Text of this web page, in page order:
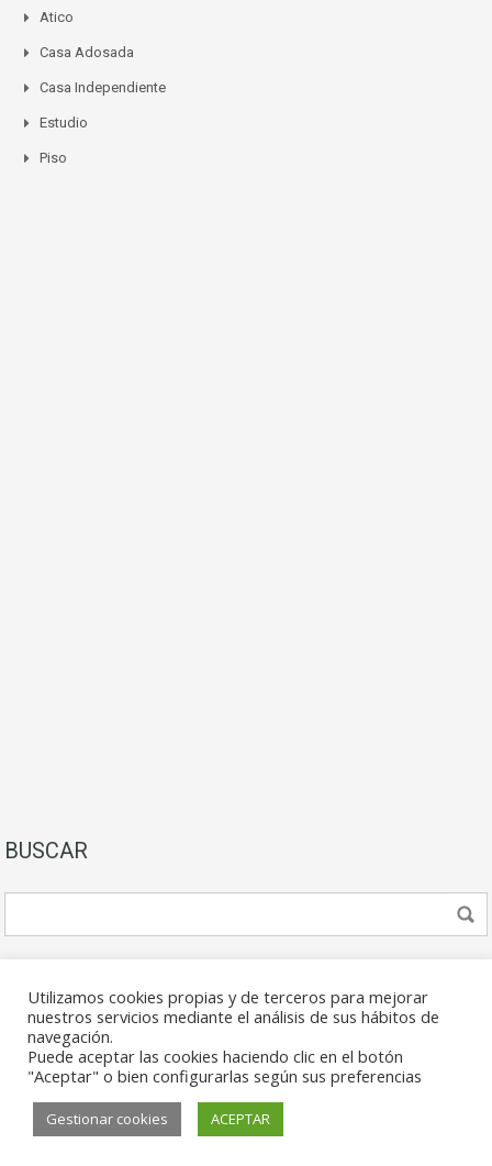
Atico
Casa Adosada
Casa Independiente
Estudio
Piso
BUSCAR
© 2026. Todos los derechos reservados.
Utilizamos cookies propias y de terceros para mejorar
nuestros servicios mediante el análisis de sus hábitos de
navegación.
Puede aceptar las cookies haciendo clic en el botón
"Aceptar" o bien configurarlas según sus preferencias
Gestionar cookies ACEPTAR